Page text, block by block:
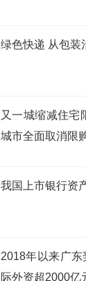
绿色快递 从包装
又一城缩减住宅
城市全面取消限
我国上市银行资
2018年以来广
际外资超2000亿